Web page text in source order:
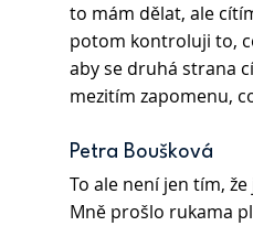
to mám dělat, ale
potom kontroluji to,
aby se druhá strana
mezitím zapomenu,
Petra Boušková
To ale není jen tím,
Mně prošlo rukama